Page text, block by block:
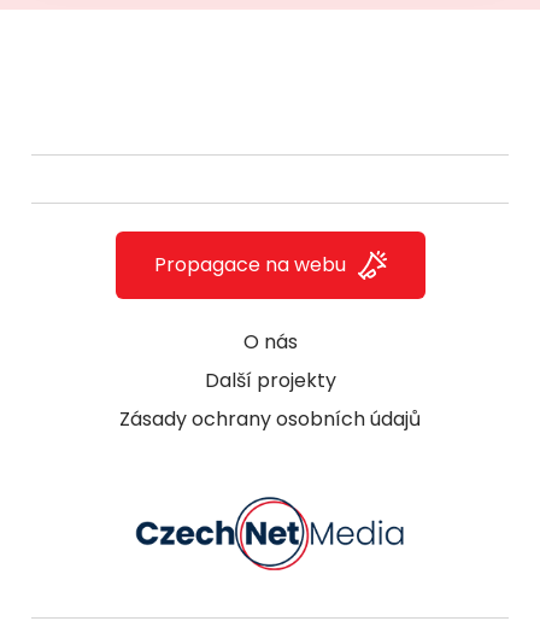
O nás
Další projekty
Zásady ochrany osobních údajů
Propagace na webu